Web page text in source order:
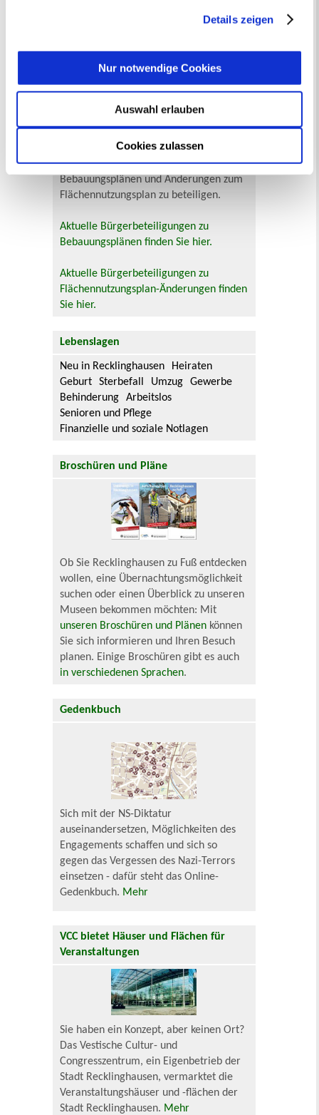
jederzeit mit Wirkung für die Zukunft angepasst oder
Details zeigen
Cookies zulassen
Auswahl erlauben
Nur notwendige Cookies
Stadtverwaltung
Bauleitplanung: Für Bürger*innen gibt
es Möglichkeiten, sich an
Bebauungsplänen und Änderungen zum
Flächennutzungsplan zu beteiligen.
Aktuelle Bürgerbeteiligungen zu
Bebauungsplänen finden Sie hier.
Aktuelle Bürgerbeteiligungen zu
Flächennutzungsplan-Änderungen finden
Sie hier.
Lebenslagen
Neu in Recklinghausen
Heiraten
Geburt
Sterbefall Umzug
Gewerbe
Behinderung
Arbeitslos
Senioren und Pflege
Finanzielle und soziale Notlagen
Broschüren und Pläne
Ob Sie Recklinghausen zu Fuß entdecken
wollen, eine Übernachtungsmöglichkeit
suchen oder einen Überblick zu unseren
Museen bekommen möchten: Mit
unseren Broschüren und Plänen können
Sie sich informieren und Ihren Besuch
planen. Einige Broschüren gibt es auch
in verschiedenen Sprachen.
Gedenkbuch
Sich mit der NS-Diktatur
auseinandersetzen, Möglichkeiten des
Engagements schaffen und sich so
gegen das Vergessen des Nazi-Terrors
einsetzen - dafür steht das Online-
Gedenkbuch. Mehr
VCC bietet Häuser und Flächen für
Veranstaltungen
Sie haben ein Konzept, aber keinen Ort?
Das Vestische Cultur- und
Congresszentrum, ein Eigenbetrieb der
Stadt Recklinghausen, vermarktet die
Veranstaltungshäuser und -flächen der
Stadt Recklinghausen. Mehr